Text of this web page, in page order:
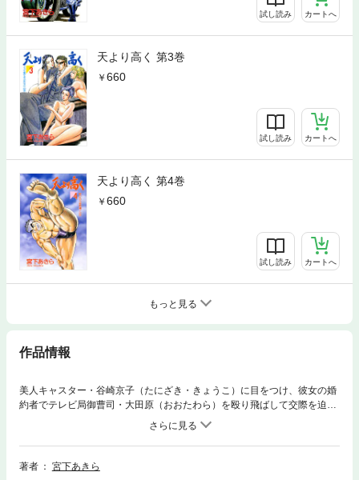
試し読み カートへ
天より高く 第3巻
660
試し読み カートへ
天より高く 第4巻
660
試し読み カートへ
もっと見る
作品情報
美人キャスター・谷崎京子（たにざき・きょうこ）に目をつけ、彼女の婚
約者でテレビ局御曹司・大田原（おおたわら）を殴り飛ばして交際を迫っ
たヨミ。その場では拒絶した京子だったが、金を降らせる魔力に魅了され
てヨミに抱かれるが、ＳＥＸの後にヨミからお前に用はないと言われ、プ
ライドを傷つけられる。そして報復に燃える大田原は、マスコミを操作し
てヨミを社会的に抹殺しようとして……！？
著者
宮下あきら